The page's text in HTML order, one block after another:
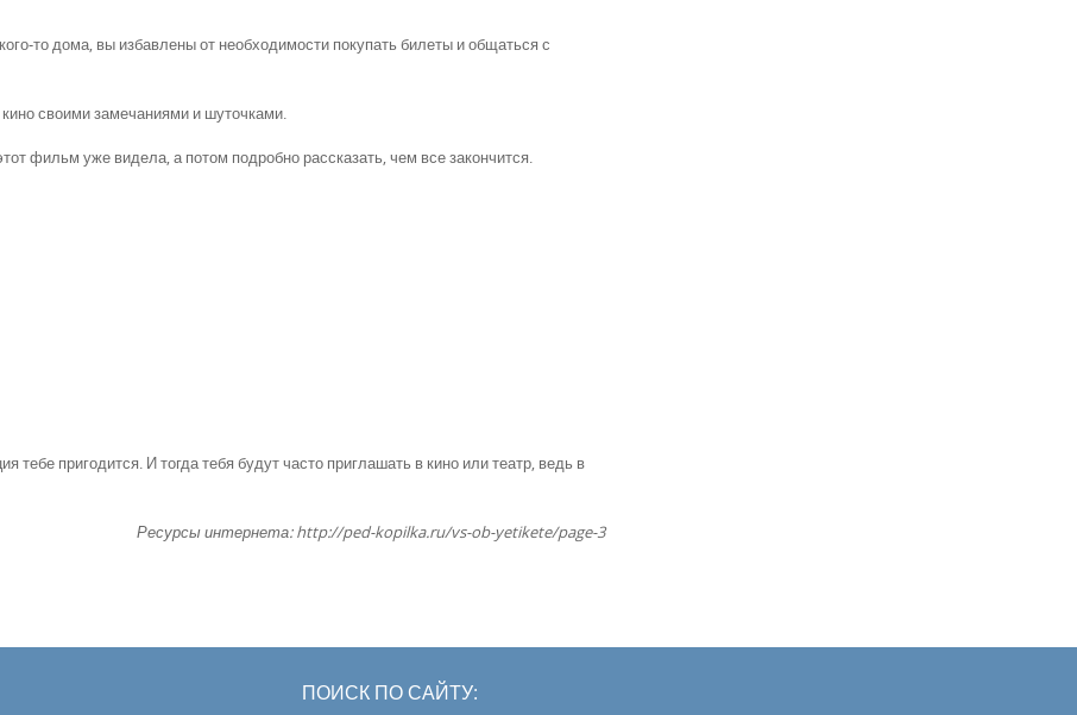
то дома, вы избавлены от необходимости покупать билеты и общаться с
своими замечаниями и шуточками.
фильм уже видела, а потом подробно рассказать, чем все закончится.
пригодится. И тогда тебя будут часто приглашать в кино или театр, ведь в
Ресурсы интернета: http://ped-kopilka.ru/vs-ob-yetikete/page-3
ПОИСК ПО САЙТУ: